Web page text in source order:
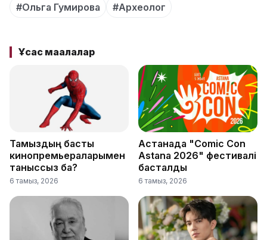
#Ольга Гумирова
#Археолог
Ұқсас мақалалар
Тамыздың басты
кинопремьераларымен
таныссыз ба?
6 тамыз, 2026
Астанада "Comic Con
Astana 2026" фестивалі
басталды
6 тамыз, 2026